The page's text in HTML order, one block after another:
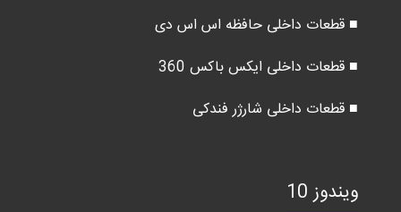
■ قطعات داخلی حافظه اس اس دی
■ قطعات داخلی ایکس باکس 360
■ قطعات داخلی شارژر فندکی
ویندوز 10